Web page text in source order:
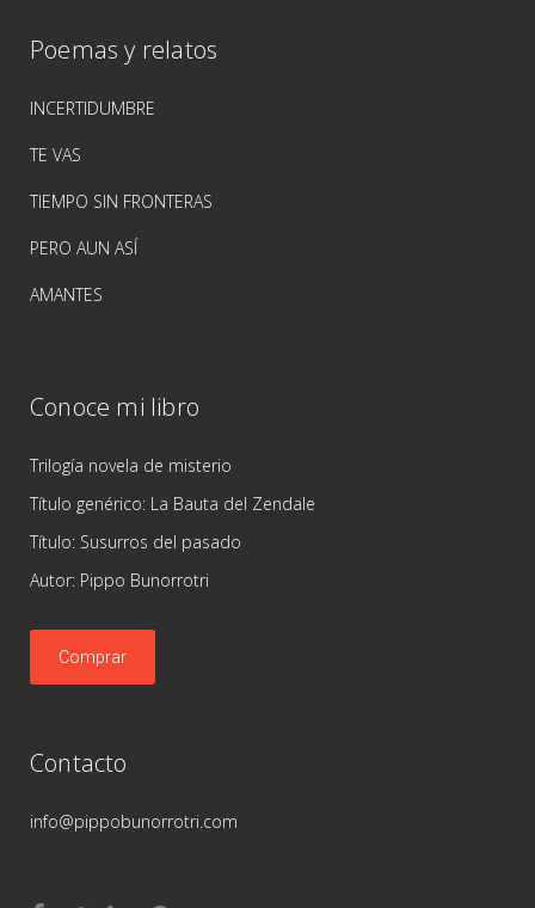
Poemas y relatos
INCERTIDUMBRE
TE VAS
TIEMPO SIN FRONTERAS
PERO AUN ASÍ
AMANTES
Conoce mi libro
Trilogía novela de misterio
Título genérico: La Bauta del Zendale
Título: Susurros del pasado
Autor: Pippo Bunorrotri
Comprar
Contacto
info@pippobunorrotri.com